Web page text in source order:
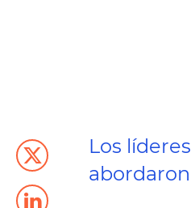
Los
abordaron